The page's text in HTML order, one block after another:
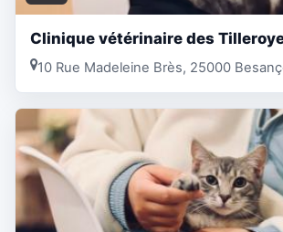
Clinique vétérinaire des
10 Rue Madeleine Brès, 25000